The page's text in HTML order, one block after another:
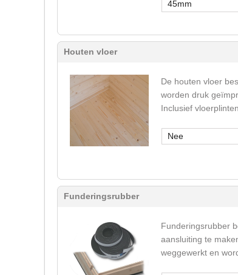
45mm
Houten vloer
De houten vloer
worden druk
Inclusief
Nee
Funderingsrubber
Funderingsrubber
aansluiting te
weggewerkt en